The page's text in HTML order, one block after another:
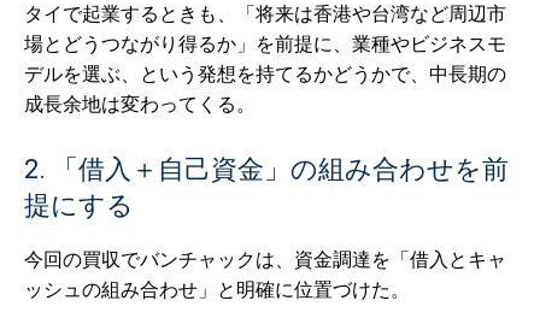
タイで起業するときも、「将来は香港や台湾など周辺市
場とどうつながり得るか」を前提に、業種やビジネスモ
デルを選ぶ、という発想を持てるかどうかで、中長期の
成長余地は変わってくる。
2. 「借入＋自己資金」の組み合わせを前
提にする
今回の買収でバンチャックは、資金調達を「借入とキャ
ッシュの組み合わせ」と明確に位置づけた。